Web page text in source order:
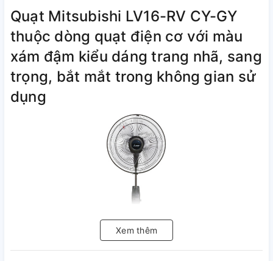
Quạt Mitsubishi LV16-RV CY-GY
thuộc dòng quạt điện cơ với màu
xám đậm kiểu dáng trang nhã, sang
trọng, bắt mắt trong không gian sử
dụng
Xem thêm